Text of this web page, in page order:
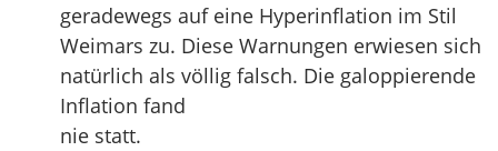
geradewegs auf eine Hyperinflation im Stil
Weimars zu. Diese Warnungen erwiesen sich
natürlich als völlig falsch. Die galoppierende
Inflation fand
nie statt.